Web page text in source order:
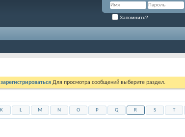
Запомнить?
зарегистрироваться Для просмотра сообщений выберите раздел.
K L M N O P Q R S T